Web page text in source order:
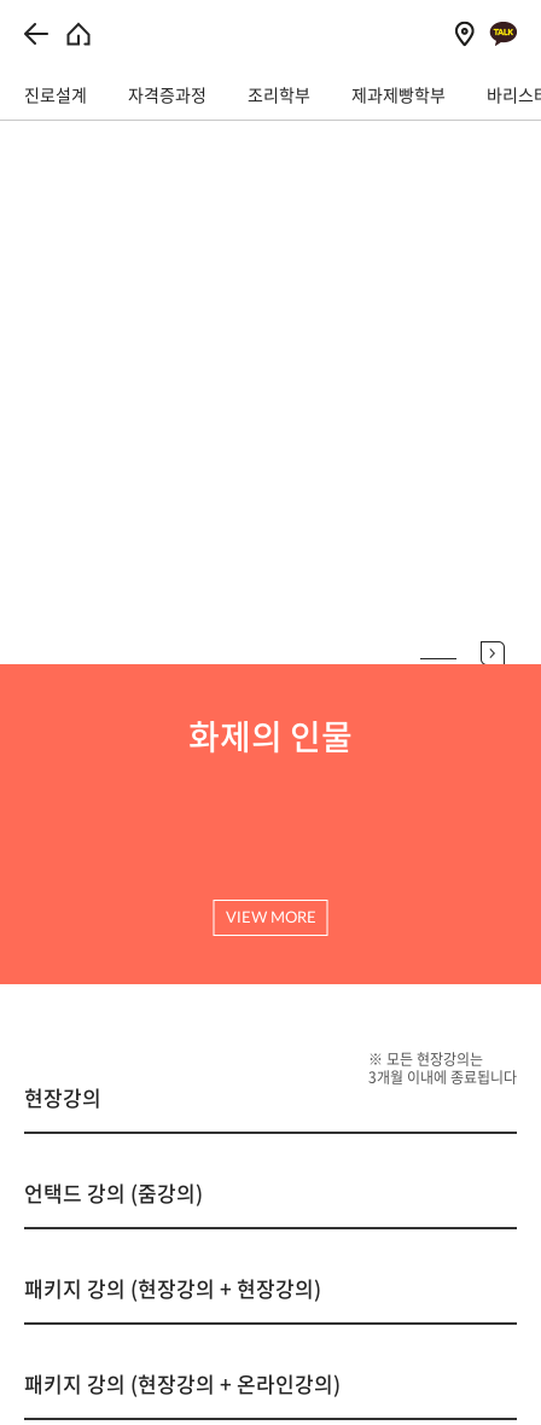
진로설계 자격증과정 조리학부 제과제빵학부 바리스
// 이벤트상담 관련
화제의 인물
VIEW MORE
※ 모든 현장강의는
3개월 이내에 종료됩니다
현장강의
언택드 강의 (줌강의)
패키지 강의 (현장강의 + 현장강의)
패키지 강의 (현장강의 + 온라인강의)